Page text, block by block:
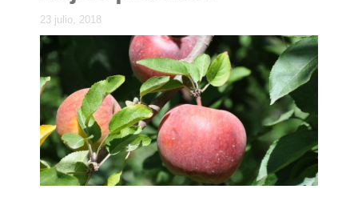
23 julio, 2018